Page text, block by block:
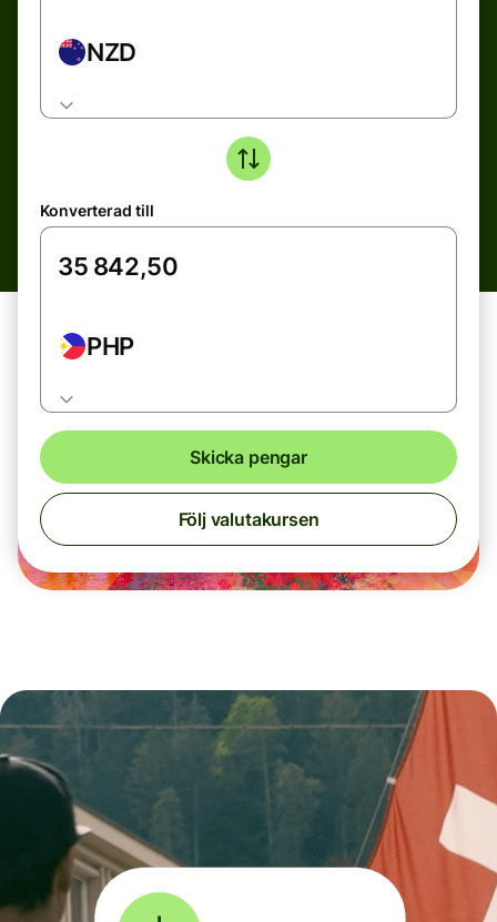
NZD
Konverterad till
PHP
Skicka pengar
Följ valutakursen